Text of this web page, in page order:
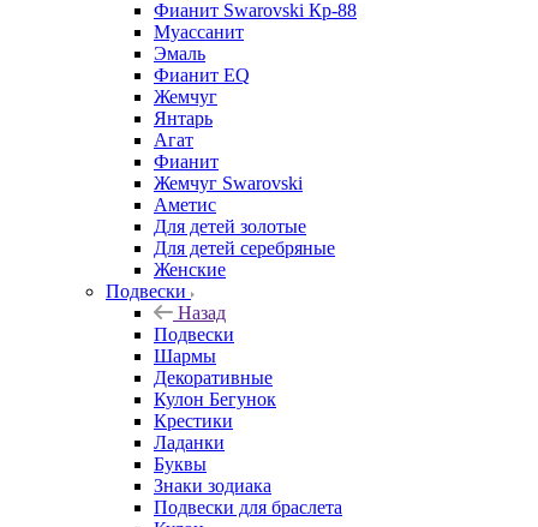
Фианит Swarovski Кр-88
Муассанит
Эмаль
Фианит EQ
Жемчуг
Янтарь
Агат
Фианит
Жемчуг Swarovski
Аметис
Для детей золотые
Для детей серебряные
Женские
Подвески
Назад
Подвески
Шармы
Декоративные
Кулон Бегунок
Крестики
Ладанки
Буквы
Знаки зодиака
Подвески для браслета